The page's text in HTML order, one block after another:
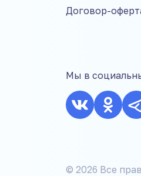
Договор-
Мы в
© 2026 Все